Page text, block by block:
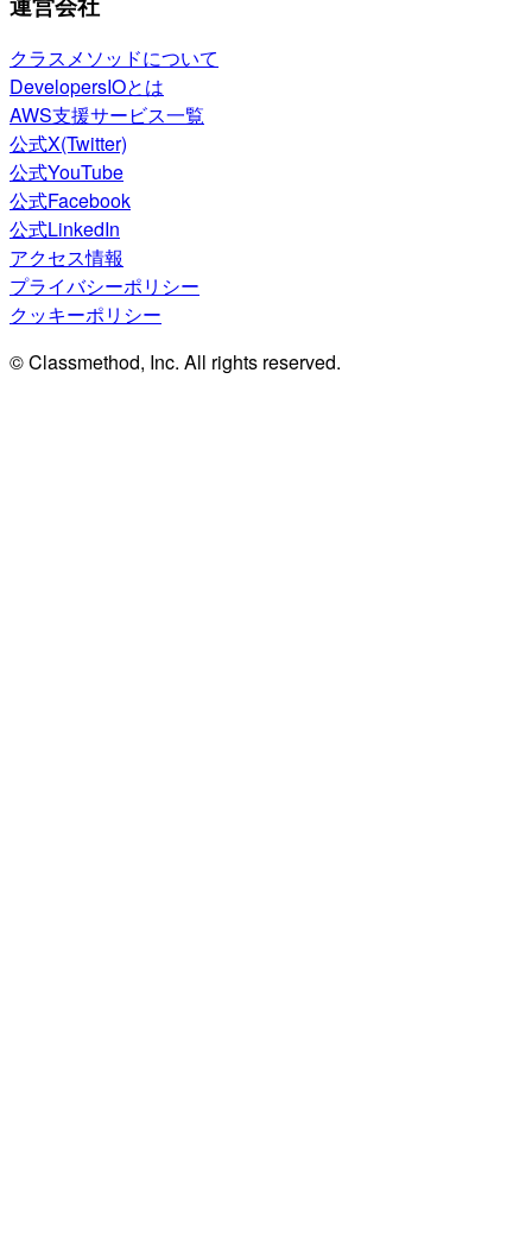
クラスメソッドについて
DevelopersIOとは
AWS支援サービス一覧
公式X(Twitter)
公式YouTube
公式Facebook
公式LinkedIn
アクセス情報
プライバシーポリシー
クッキーポリシー
© Classmethod, Inc. All rights reserved.